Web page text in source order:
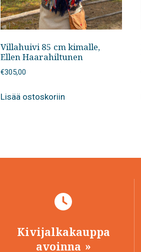
Villahuivi 85 cm kimalle,
Ellen Haarahiltunen
€305,00
Lisää ostoskoriin
Kivijalkakauppa
avoinna